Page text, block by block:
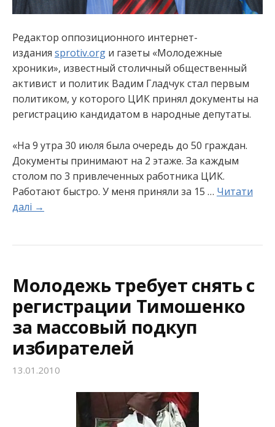
Редактор оппозиционного интернет-
издания sprotiv.org и газеты «Молодежные
хроники», известный столичный общественный
активист и политик Вадим Гладчук стал первым
политиком, у которого ЦИК принял документы на
регистрацию кандидатом в народные депутаты.
«На 9 утра 30 июля была очередь до 50 граждан.
Документы принимают на 2 этаже. За каждым
столом по 3 привлеченных работника ЦИК.
Работают быстро. У меня приняли за 15 … Читати
далі →
Молодежь требует снять с
регистрации Тимошенко
за массовый подкуп
избирателей
13.01.2010